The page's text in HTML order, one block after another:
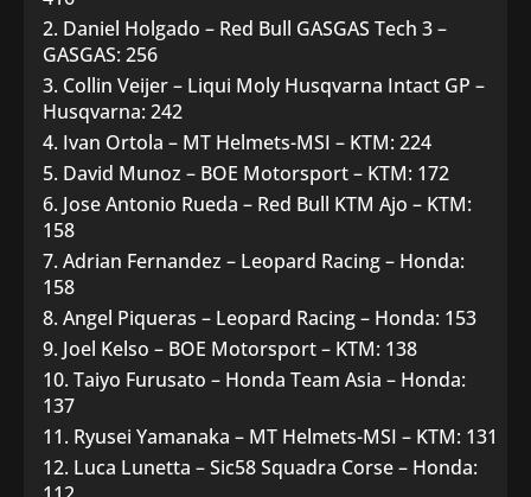
Daniel Holgado – Red Bull GASGAS Tech 3 –
GASGAS: 256
Collin Veijer – Liqui Moly Husqvarna Intact GP –
Husqvarna: 242
Ivan Ortola – MT Helmets-MSI – KTM: 224
David Munoz – BOE Motorsport – KTM: 172
Jose Antonio Rueda – Red Bull KTM Ajo – KTM:
158
Adrian Fernandez – Leopard Racing – Honda:
158
Angel Piqueras – Leopard Racing – Honda: 153
Joel Kelso – BOE Motorsport – KTM: 138
Taiyo Furusato – Honda Team Asia – Honda:
137
Ryusei Yamanaka – MT Helmets-MSI – KTM: 131
Luca Lunetta – Sic58 Squadra Corse – Honda: